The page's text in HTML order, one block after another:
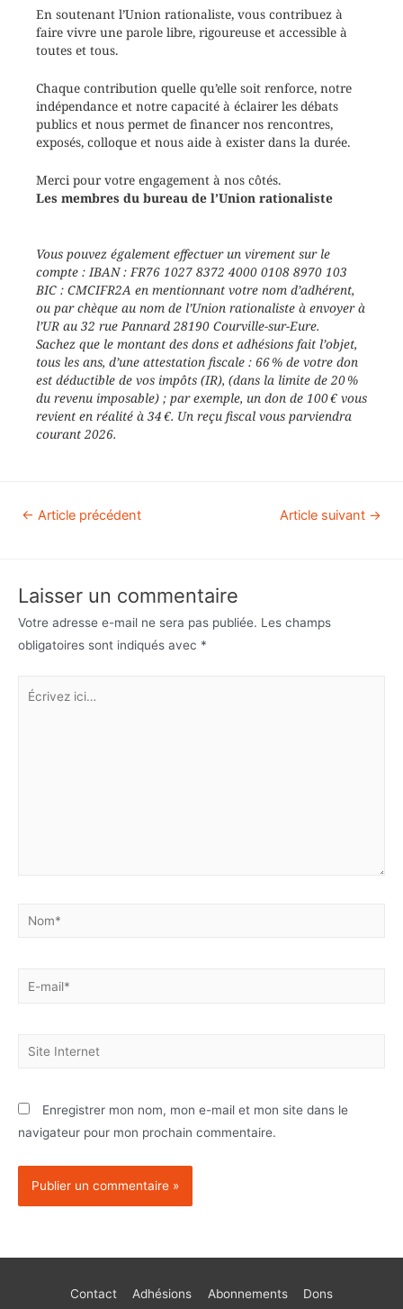
En soutenant l’Union rationaliste, vous contribuez à
faire vivre une parole libre, rigoureuse et accessible à
toutes et tous.
Chaque contribution quelle qu’elle soit renforce, notre
indépendance et notre capacité à éclairer les débats
publics et nous permet de financer nos rencontres,
exposés, colloque et nous aide à exister dans la durée.
Merci pour votre engagement à nos côtés.
Les membres du bureau de l’Union rationaliste
Vous pouvez également effectuer un virement sur le
compte : IBAN : FR76 1027 8372 4000 0108 8970 103
BIC : CMCIFR2A en mentionnant votre nom d’adhérent,
ou par chèque au nom de l’Union rationaliste à envoyer à
l’UR au 32 rue Pannard 28190 Courville-sur-Eure.
Sachez que le montant des dons et adhésions fait l’objet,
tous les ans, d’une attestation fiscale : 66 % de votre don
est déductible de vos impôts (IR), (dans la limite de 20 %
du revenu imposable) ; par exemple, un don de 100 € vous
revient en réalité à 34 €. Un reçu fiscal vous parviendra
courant 2026.
← Article précédent Article suivant →
Laisser un commentaire
Votre adresse e-mail ne sera pas publiée. Les champs
obligatoires sont indiqués avec *
Enregistrer mon nom, mon e-mail et mon site dans le
navigateur pour mon prochain commentaire.
Contact Adhésions Abonnements
Dons